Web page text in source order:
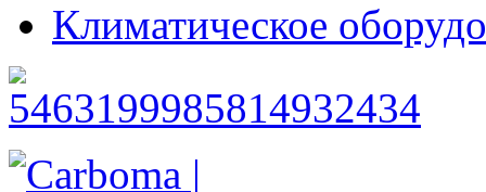
Климатическое